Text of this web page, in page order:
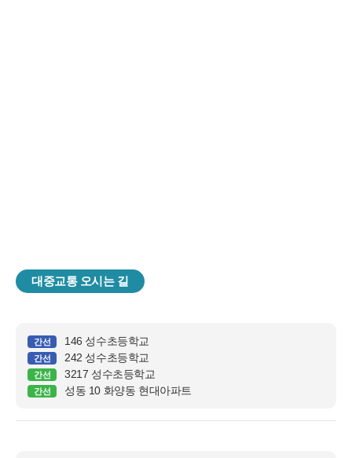
대중교통 오시는 길
간선 146 성수초등학교
간선 242 성수초등학교
간선 3217 성수초등학교
간선 성동 10 화양동 현대아파트